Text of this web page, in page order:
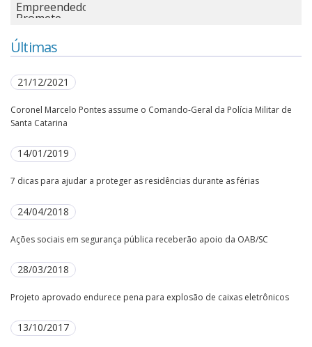
Últimas
21/12/2021
Coronel Marcelo Pontes assume o Comando-Geral da Polícia Militar de
Santa Catarina
14/01/2019
7 dicas para ajudar a proteger as residências durante as férias
24/04/2018
Ações sociais em segurança pública receberão apoio da OAB/SC
28/03/2018
Projeto aprovado endurece pena para explosão de caixas eletrônicos
13/10/2017